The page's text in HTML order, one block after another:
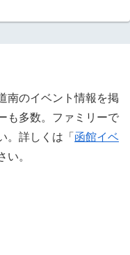
南のイベント情報を掲
も多数。ファミリーで
。詳しくは「 函館イベ
い。